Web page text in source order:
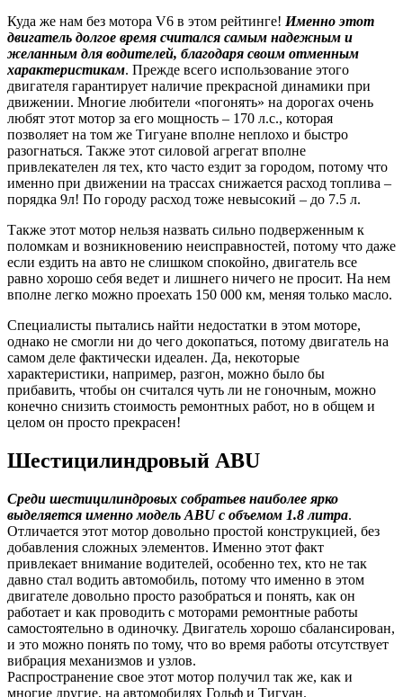
Куда же нам без мотора V6 в этом рейтинге! Именно этот
двигатель долгое время считался самым надежным и
желанным для водителей, благодаря своим отменным
характеристикам. Прежде всего использование этого
двигателя гарантирует наличие прекрасной динамики при
движении. Многие любители «погонять» на дорогах очень
любят этот мотор за его мощность – 170 л.с., которая
позволяет на том же Тигуане вполне неплохо и быстро
разогнаться. Также этот силовой агрегат вполне
привлекателен ля тех, кто часто ездит за городом, потому что
именно при движении на трассах снижается расход топлива –
порядка 9л! По городу расход тоже невысокий – до 7.5 л.
Также этот мотор нельзя назвать сильно подверженным к
поломкам и возникновению неисправностей, потому что даже
если ездить на авто не слишком спокойно, двигатель все
равно хорошо себя ведет и лишнего ничего не просит. На нем
вполне легко можно проехать 150 000 км, меняя только масло.
Специалисты пытались найти недостатки в этом моторе,
однако не смогли ни до чего докопаться, потому двигатель на
самом деле фактически идеален. Да, некоторые
характеристики, например, разгон, можно было бы
прибавить, чтобы он считался чуть ли не гоночным, можно
конечно снизить стоимость ремонтных работ, но в общем и
целом он просто прекрасен!
Шестицилиндровый ABU
Среди шестицилиндровых собратьев наиболее ярко
выделяется именно модель ABU с объемом 1.8 литра.
Отличается этот мотор довольно простой конструкцией, без
добавления сложных элементов. Именно этот факт
привлекает внимание водителей, особенно тех, кто не так
давно стал водить автомобиль, потому что именно в этом
двигателе довольно просто разобраться и понять, как он
работает и как проводить с моторами ремонтные работы
самостоятельно в одиночку. Двигатель хорошо сбалансирован,
и это можно понять по тому, что во время работы отсутствует
вибрация механизмов и узлов.
Распространение свое этот мотор получил так же, как и
многие другие, на автомобилях Гольф и Тигуан.